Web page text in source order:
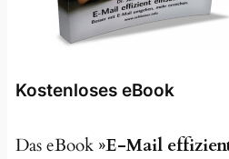
Kostenloses eBook
Das eBook »E-Mail